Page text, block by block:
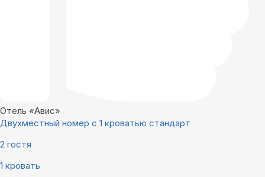
Отель «Авис»
Двухместный номер с 1 кроватью стандарт
2 гостя
1 кровать